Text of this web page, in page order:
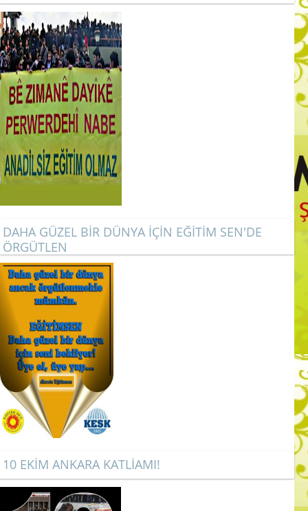
DAHA GÜZEL BİR DÜNYA İÇİN EĞİTİM SEN'DE
ÖRGÜTLEN
10 EKİM ANKARA KATLİAMI!